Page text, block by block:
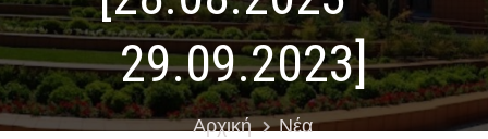
29.09.2023]
Αρχική
Νέα